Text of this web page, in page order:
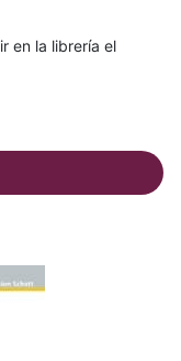
en la librería el